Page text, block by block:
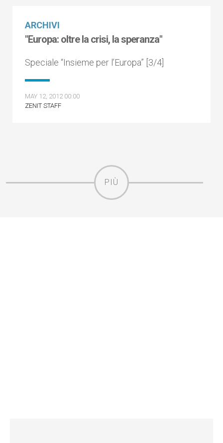
ARCHIVI
"Europa: oltre la crisi, la speranza"
Speciale “Insieme per l’Europa” [3/4]
MAY 12, 2012 00:00
ZENIT STAFF
PIÙ